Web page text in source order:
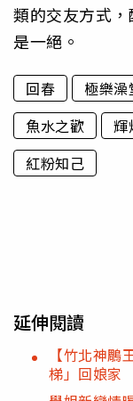
類的交友方式
是一絕。
回春 極樂澡
魚水之歡
輝
紅粉知己
延伸閱讀
【竹北神
梯」回娘家